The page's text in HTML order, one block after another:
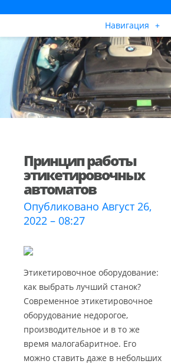
Навигация +
Принцип работы
этикетировочных
автоматов
Опубликовано Август 26,
2022 – 08:27
Этикетировочное оборудование:
как выбрать лучший станок?
Современное этикетировочное
оборудование недорогое,
производительное и в то же
время малогабаритное. Его
можно ставить даже в небольших